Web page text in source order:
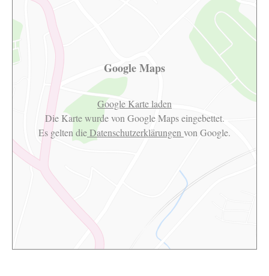
Google Maps
Google Karte laden
Die Karte wurde von Google Maps eingebettet.
Es gelten dieDatenschutzerklärungen von Google.